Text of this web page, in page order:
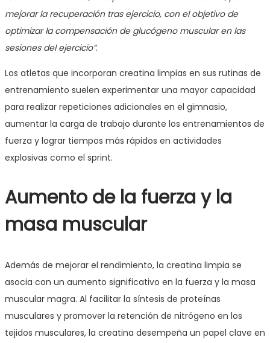
mejorar la recuperación tras ejercicio, con el objetivo de
optimizar la compensación de glucógeno muscular en las
sesiones del ejercicio”.
Los atletas que incorporan creatina limpias en sus rutinas de
entrenamiento suelen experimentar una mayor capacidad
para realizar repeticiones adicionales en el gimnasio,
aumentar la carga de trabajo durante los entrenamientos de
fuerza y lograr tiempos más rápidos en actividades
explosivas como el sprint.
Aumento de la fuerza y la
masa muscular
Además de mejorar el rendimiento, la creatina limpia se
asocia con un aumento significativo en la fuerza y la masa
muscular magra. Al facilitar la síntesis de proteínas
musculares y promover la retención de nitrógeno en los
tejidos musculares, la creatina desempeña un papel clave en